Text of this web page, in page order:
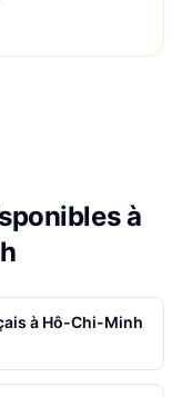
à
à Hô-Chi-Minh